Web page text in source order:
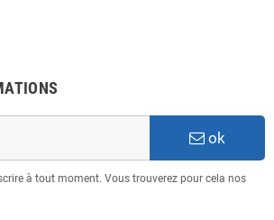
ok
à tout moment. Vous trouverez pour cela nos